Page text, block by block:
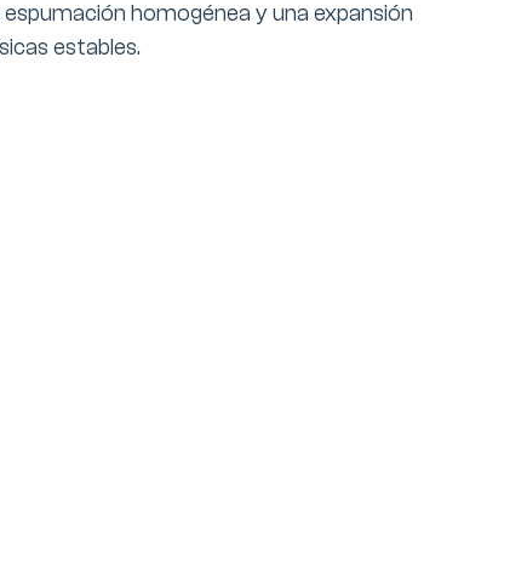
homogénea y una expansión
estables.